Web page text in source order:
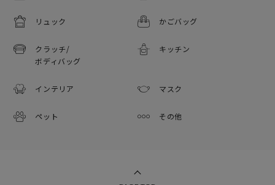
リュック かごバッグ
クラッチ/
ボディバッグ
キッチン
インテリア マスク
ペット その他